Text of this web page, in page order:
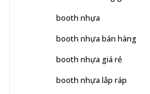
booth nhựa
booth nhựa bán hàng
booth nhựa giá rẻ
booth nhựa lắp ráp